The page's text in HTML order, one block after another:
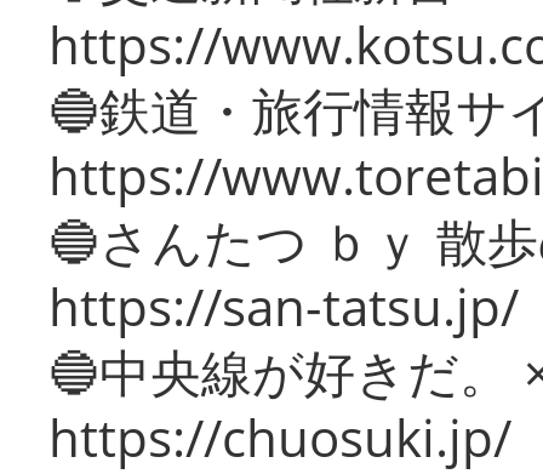
https://
🔵鉄道・旅行情報サ
https://
🔵さんたつ ｂｙ 散
https://san-tatsu.jp/
🔵中央線が好きだ。
https://chuosuki.jp/